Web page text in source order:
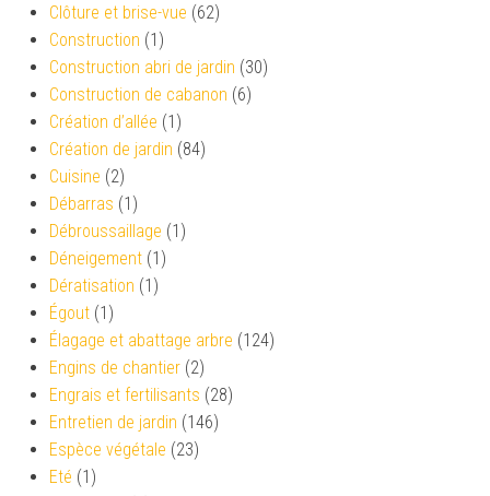
Clôture et brise-vue (62)
Construction (1)
Construction abri de jardin (30)
Construction de cabanon (6)
Création d’allée (1)
Création de jardin (84)
Cuisine (2)
Débarras (1)
Débroussaillage (1)
Déneigement (1)
Dératisation (1)
Égout (1)
Élagage et abattage arbre (124)
Engins de chantier (2)
Engrais et fertilisants (28)
Entretien de jardin (146)
Espèce végétale (23)
Eté (1)